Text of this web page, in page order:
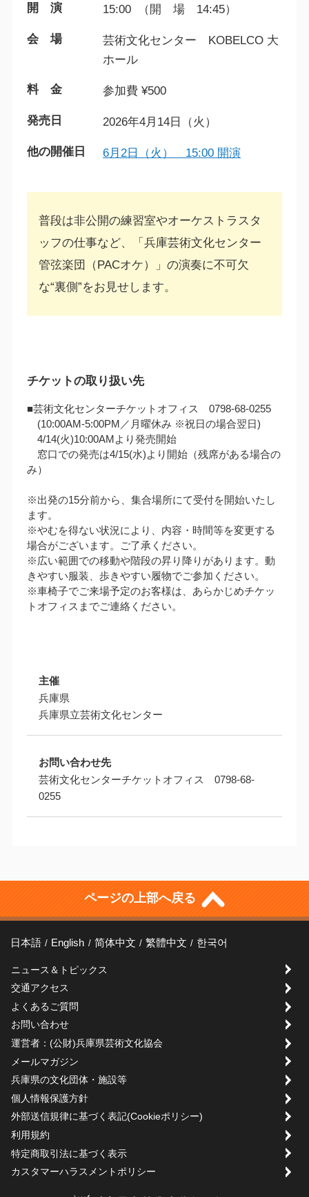
開 演 15:00 （開 場 14:45）
会 場
芸術文化センター KOBELCO 大
ホール
料 金 参加費 ¥500
発売日 2026年4月14日（火）
他の開催日 6月2日（火） 15:00 開演
普段は非公開の練習室やオーケストラスタ
ッフの仕事など、「兵庫芸術文化センター
管弦楽団（PACオケ）」の演奏に不可欠
な“裏側”をお見せします。
チケットの取り扱い先
■芸術文化センターチケットオフィス 0798-68-0255
(10:00AM‐5:00PM／月曜休み ※祝日の場合翌日)
4/14(火)10:00AMより発売開始
窓口での発売は4/15(水)より開始（残席がある場合の
み）
※出発の15分前から、集合場所にて受付を開始いたし
ます。
※やむを得ない状況により、内容・時間等を変更する
場合がございます。ご了承ください。
※広い範囲での移動や階段の昇り降りがあります。動
きやすい服装、歩きやすい履物でご参加ください。
※車椅子でご来場予定のお客様は、あらかじめチケッ
トオフィスまでご連絡ください。
主催
兵庫県
兵庫県立芸術文化センター
お問い合わせ先
芸術文化センターチケットオフィス 0798-68-
0255
ページの上部へ戻る
日本語 English 简体中文 繁體中文 한국어
ニュース＆トピックス
交通アクセス
よくあるご質問
お問い合わせ
運営者：(公財)兵庫県芸術文化協会
メールマガジン
兵庫県の文化団体・施設等
個人情報保護方針
外部送信規律に基づく表記(Cookieポリシー)
利用規約
特定商取引法に基づく表示
カスタマーハラスメントポリシー